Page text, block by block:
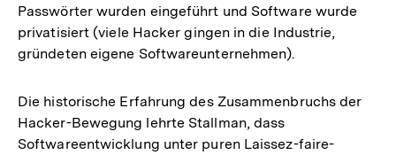
Passwörter wurden eingeführt und Software wurde
privatisiert (viele Hacker gingen in die Industrie,
gründeten eigene Softwareunternehmen).
Die historische Erfahrung des Zusammenbruchs der
Hacker-Bewegung lehrte Stallman, dass
Softwareentwicklung unter puren Laissez-faire-